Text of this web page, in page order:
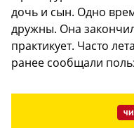
дочь и сын. Одно
дружны. Она
практикует. Часто
ранее сообщали